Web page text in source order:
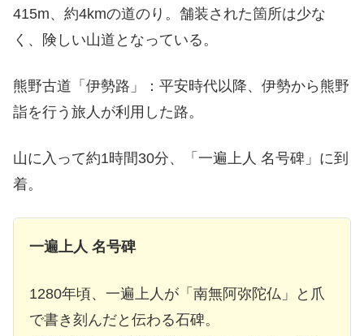
415m、約4kmの道のり。舗装された箇所は少な
く、険しい山道となっている。
熊野古道「伊勢路」：平安時代以降、伊勢から熊野
詣を行う旅人が利用した路。
山に入って約1時間30分、「一遍上人 名号碑」に到
着。
一遍上人 名号碑
1280年頃、一遍上人が「南無阿弥陀仏」と爪
で書き刻んだと伝わる石碑。